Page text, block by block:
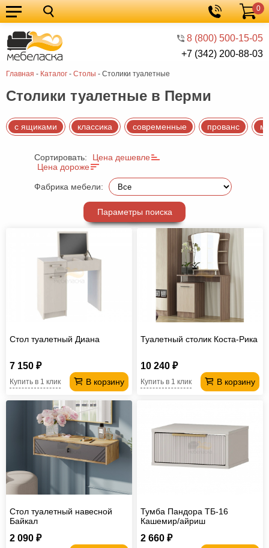
8 (800) 500-15-05
+7 (342) 200-88-03
Корзина
0
Главная - Каталог - Столы - Столики туалетные
Кухонные
гарнитуры
Мебель
для
кухни
Мебель
для
спальни
Кровати
Шкафы
Диваны
мебель
Детская
мебель
Мебель
компьютер
для
Мебель
Кресла-
мешки
Мебель
ротанга
Садовая
мебель
Косметологическое
Столики туалетные в Перми
с ящиками классика современные прованс
Сортировать:
Цена дешевле
Цена дороже
Фабрика мебели:
Параметры поиска
Стол туалетный Диана
7 150 ₽
В корзину
Купить в 1 клик
Туалетный столик Коста-Рика
10 240 ₽
В корзину
Купить в 1 клик
Стол туалетный навесной
Байкал
2 090 ₽
Тумба Пандора ТБ-16
Кашемир/айриш
2 660 ₽